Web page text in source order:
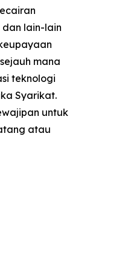
lain-lain
mana
teknologi
Syarikat.
untuk
atau